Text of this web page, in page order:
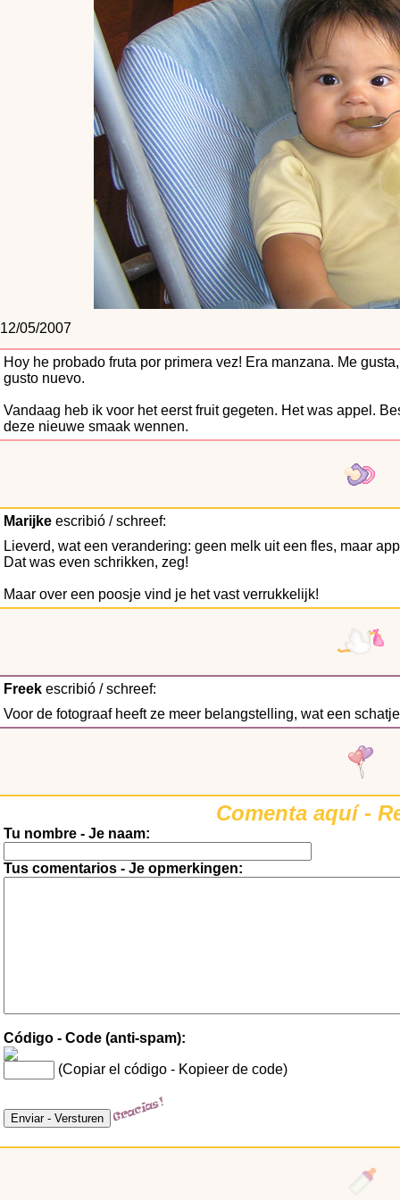
12/05/2007
Hoy he probado fruta por primera vez! Era manzana. Me
gusto nuevo.
Vandaag heb ik voor het eerst fruit gegeten. Het was appel.
deze nieuwe smaak wennen.
Marijkeescribió / schreef:
Lieverd, wat een verandering: geen melk uit een fles, maar
Dat was even schrikken, zeg!
Maar over een poosje vind je het vast verrukkelijk!
Freekescribió / schreef:
Voor de fotograaf heeft ze meer belangstelling, wat een
Comenta aquí -
Tu nombre - Je naam:
Tus comentarios - Je opmerkingen:
Código - Code (anti-spam):
(Copiar el código - Kopieer de code)